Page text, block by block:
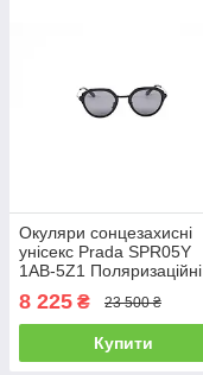
Окуляри сонцезахисні
унісекс Prada SPR05Y
1AB-5Z1 Поляризаційні
Оригінал
8 225 ₴ 23 500 ₴
Купити